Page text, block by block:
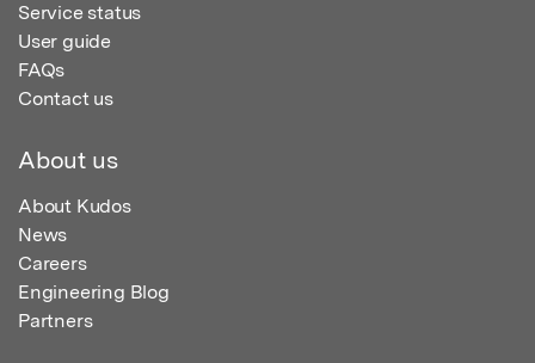
Service status
User guide
FAQs
Contact us
About us
About Kudos
News
Careers
Engineering Blog
Partners